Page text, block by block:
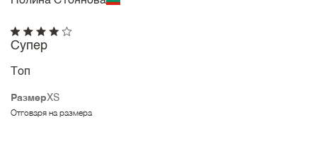
РазмерXS
Отговаря на размера
Супер
Топ